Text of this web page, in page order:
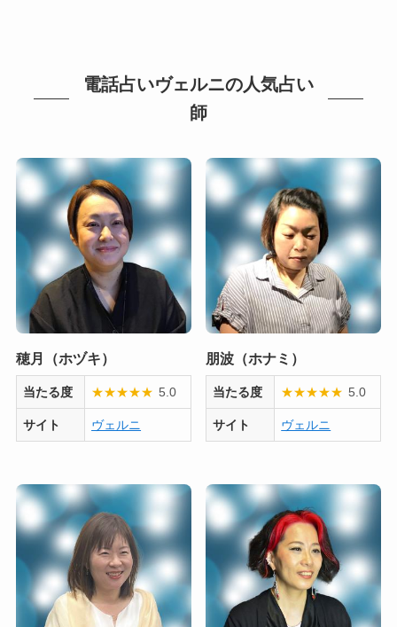
電話占いヴェルニの人気占い
師
穂月（ホヅキ）
当たる度 ★★★★★ 5.0
サイト ヴェルニ
朋波（ホナミ）
当たる度 ★★★★★ 5.0
サイト ヴェルニ